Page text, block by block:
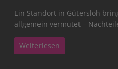
Ein Standort in Gütersloh
allgemein vermutet –
Weiterlesen